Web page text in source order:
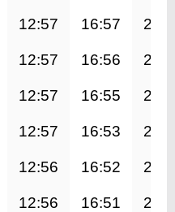
12:57 16:57
12:57 16:56
12:57 16:55
12:57 16:53
12:56 16:52
12:56 16:51